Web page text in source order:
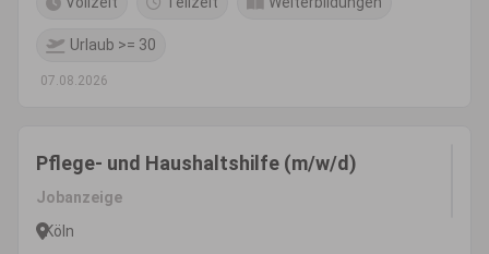
Urlaub >= 30
07.08.2026
Pflege- und Haushaltshilfe (m/w/d)
Jobanzeige
Köln